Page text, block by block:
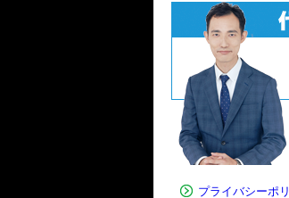
プライバシーポ